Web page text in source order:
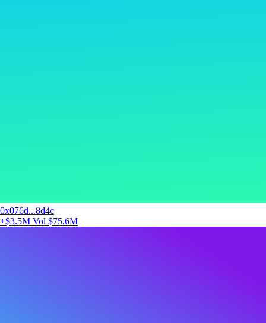
0x076d...8d4c
+$3.5M Vol $75.6M